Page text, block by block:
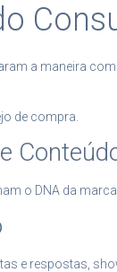
a maneira
de compra.
o DNA da
e respostas,